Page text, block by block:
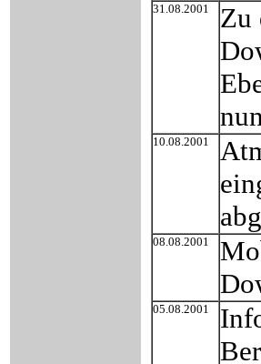
31.08.2001
Zu
10.08.2001
08.08.2001
05.08.2001